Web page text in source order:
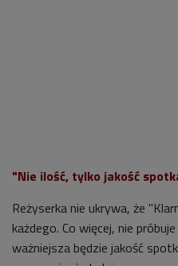
"Nie ilość, tylko jakość
Reżyserka nie ukrywa, że
każdego. Co więcej, nie
ważniejsza będzie jakość